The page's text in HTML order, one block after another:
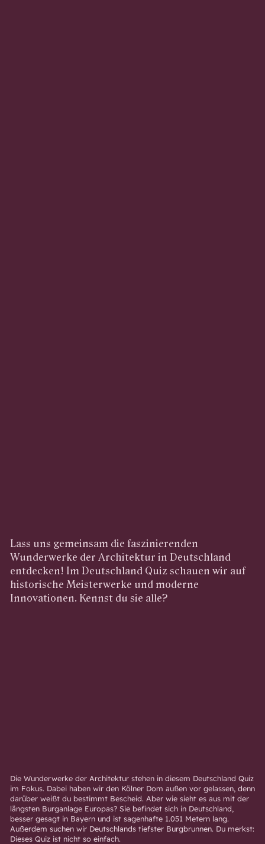
Lass uns gemeinsam die faszinierenden
Wunderwerke der Architektur in Deutschland
entdecken! Im Deutschland Quiz schauen wir auf
historische Meisterwerke und moderne
Innovationen. Kennst du sie alle?
Die Wunderwerke der Architektur stehen in diesem Deutschland Quiz
im Fokus. Dabei haben wir den Kölner Dom außen vor gelassen, denn
darüber weißt du bestimmt Bescheid. Aber wie sieht es aus mit der
längsten Burganlage Europas? Sie befindet sich in Deutschland,
besser gesagt in Bayern und ist sagenhafte 1.051 Metern lang.
Außerdem suchen wir Deutschlands tiefster Burgbrunnen. Du merkst:
Dieses Quiz ist nicht so einfach.